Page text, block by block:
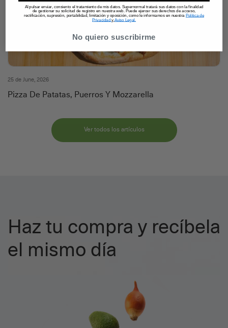
25 de June, 2026
Pizza De Patatas, Puerros Y Mozzarella
Ver todos los artículos
Haz tu compra y recíbela
el mismo día
Al pulsar enviar, consiento el tratamiento de mis datos. Supernormal tratará sus datos con la finalidad
de gestionar su solicitud de registro en nuestra web. Puede ejercer sus derechos de acceso,
rectificación, supresión, portabilidad, limitación y oposición, como le informamos en nuestra Política de
Privacidady Aviso Legal.
No quiero suscribirme